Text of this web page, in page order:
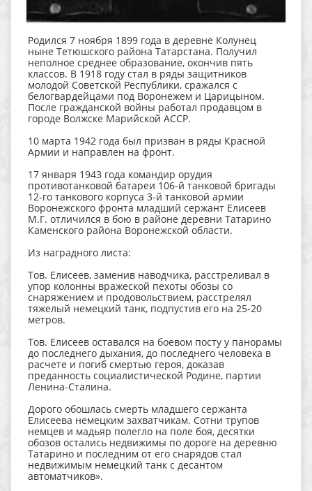
Родился 7 ноября 1899 года в деревне Колунец
ныне Тетюшского района Татарстана. Получил
неполное среднее образование, окончив пять
классов. В 1918 году стал в ряды защитников
молодой Советской Республики, сражался с
белогвардейцами под Воронежем и Царицыном.
После гражданской войны работал продавцом в
городе Волжске Марийской АССР.
10 марта 1942 года был призван в ряды Красной
Армии и направлен на фронт.
17 января 1943 года командир орудия
противотанковой батареи 106-й танковой бригады
12-го танкового корпуса 3-й танковой армии
Воронежского фронта младший сержант Елисеев
М.Г. отличился в бою в районе деревни Татарино
Каменского района Воронежской области.
Из наградного листа:
Тов. Елисеев, заменив наводчика, расстреливал в
упор колонны вражеской пехоты обозы со
снаряжением и продовольствием, расстрелял
тяжелый немецкий танк, подпустив его на 25-20
метров.
Тов. Елисеев оставался на боевом посту у панорамы
до последнего дыхания, до последнего человека в
расчете и погиб смертью героя, доказав
преданность социалистической Родине, партии
Ленина-Сталина.
Дорого обошлась смерть младшего сержанта
Елисеева немецким захватчикам. Сотни трупов
немцев и мадьяр полегло на поле боя, десятки
обозов остались недвижимы по дороге на деревню
Татарино и последним от его снарядов стал
недвижимым немецкий танк с десантом
автоматчиков».